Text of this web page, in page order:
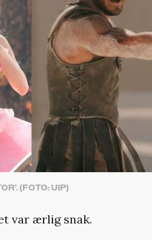
(FOTO: UIP)
var ærlig snak.